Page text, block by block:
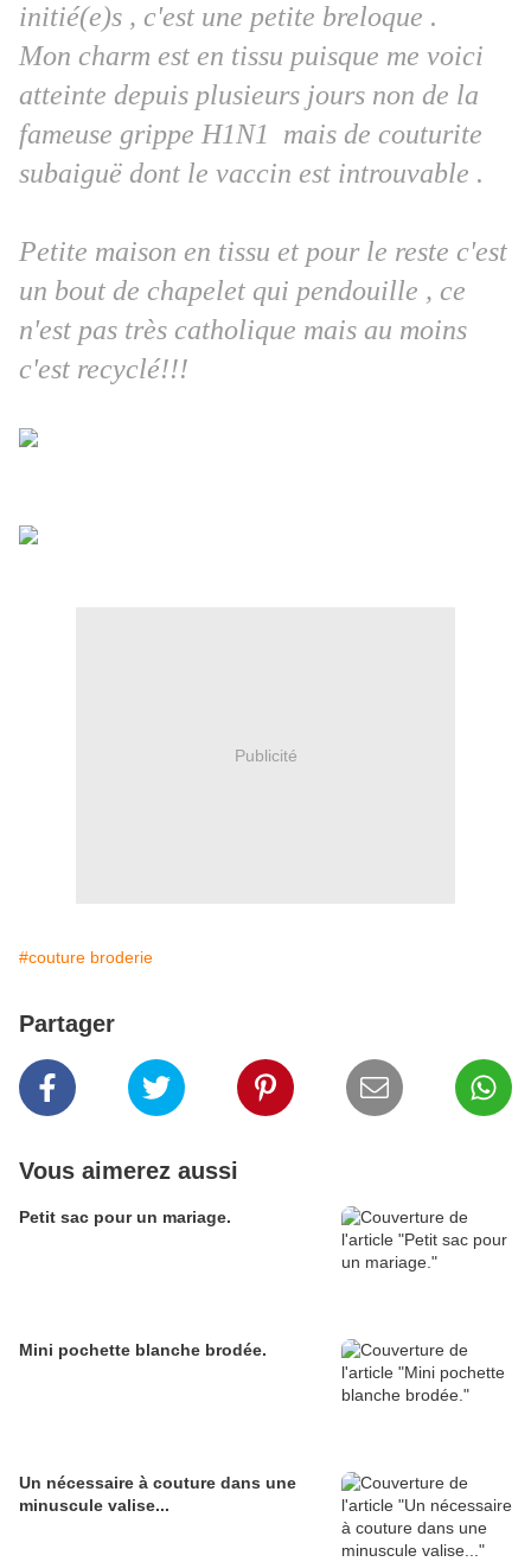
initié(e)s , c'est une petite breloque .
Mon charm est en tissu puisque me voici
atteinte depuis plusieurs jours non de la
fameuse grippe H1N1 mais de couturite
subaiguë dont le vaccin est introuvable .
Petite maison en tissu et pour le reste c'est
un bout de chapelet qui pendouille , ce
n'est pas très catholique mais au moins
c'est recyclé!!!
Publicité
#couture broderie
Partager
Vous aimerez aussi
Petit sac pour un mariage.
Mini pochette blanche brodée.
Un nécessaire à couture dans une
minuscule valise...